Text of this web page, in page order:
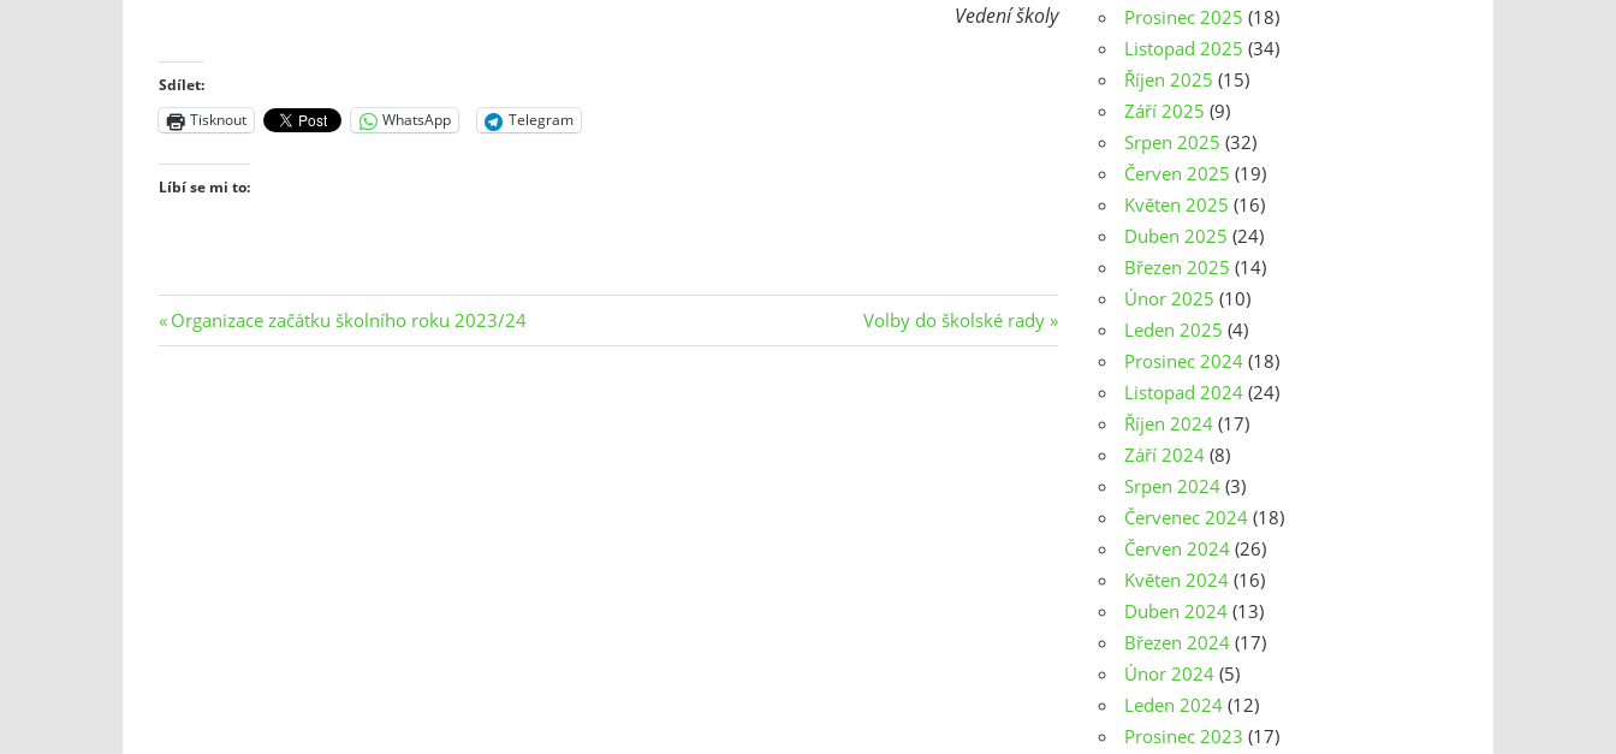
Vedení školy
Sdílet:
Tisknout
WhatsApp Telegram
Líbí se mi to:
Navigace
Previous
Post:
Organizace začátku školního roku 2023/24
Next
Post:
Volby do školské rady
Prosinec 2025 (18)
Listopad 2025 (34)
Říjen 2025 (15)
Září 2025 (9)
Srpen 2025 (32)
Červen 2025 (19)
Květen 2025 (16)
Duben 2025 (24)
Březen 2025 (14)
Únor 2025 (10)
Leden 2025 (4)
Prosinec 2024 (18)
Listopad 2024 (24)
Říjen 2024 (17)
Září 2024 (8)
Srpen 2024 (3)
Červenec 2024 (18)
Červen 2024 (26)
Květen 2024 (16)
Duben 2024 (13)
Březen 2024 (17)
Únor 2024 (5)
Leden 2024 (12)
Prosinec 2023 (17)